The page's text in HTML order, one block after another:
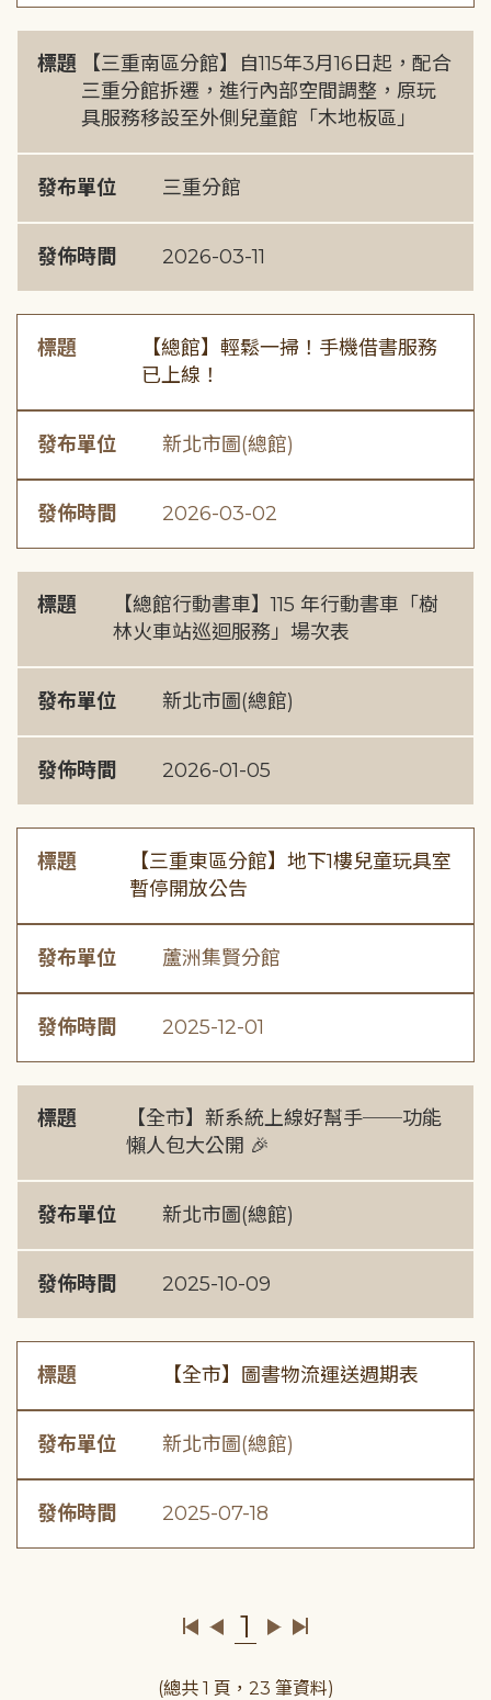
標題
【三重南區分館】自115年3月16日起，配合
三重分館拆遷，進行內部空間調整，原玩
具服務移設至外側兒童館「木地板區」
發布單位 三重分館
發佈時間 2026-03-11
標題
【總館】輕鬆一掃！手機借書服務
已上線！
發布單位 新北市圖(總館)
發佈時間 2026-03-02
標題
【總館行動書車】115 年行動書車「樹
林火車站巡迴服務」場次表
發布單位 新北市圖(總館)
發佈時間 2026-01-05
標題
【三重東區分館】地下1樓兒童玩具室
暫停開放公告
發布單位 蘆洲集賢分館
發佈時間 2025-12-01
標題
【全市】新系統上線好幫手──功能
懶人包大公開 🎉
發布單位 新北市圖(總館)
發佈時間 2025-10-09
標題 【全市】圖書物流運送週期表
發布單位 新北市圖(總館)
發佈時間 2025-07-18
1
(總共 1 頁，23 筆資料)